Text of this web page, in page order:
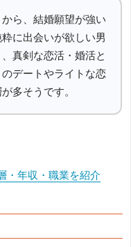
ら、結婚願望が強い
に出会いが欲しい男
真剣な恋活・婚活と
デートやライトな恋
多そうです。
・年収・職業を紹介